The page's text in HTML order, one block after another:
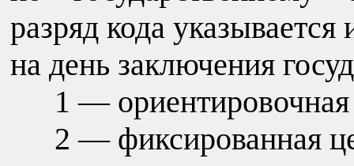
разряд кода
на день заключения
1 —
2 — фиксированная